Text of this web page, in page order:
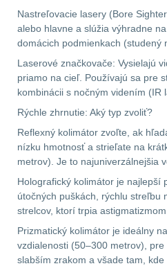
OPTIKY(145)
Kolimátory53
Zvětšovací moduly5
CQB21
Na vzduchovku15
Na kuše2
Přesné střílení22
Velký oční reliéf 1
Nastreľovacie lasery (Bore
alebo hlavne a slúžia výhradne
domácich podmienkach (studený
Laserové značkovače: Vysielajú
priamo na cieľ. Používajú sa pre
kombinácii s nočným videním (IR
Rýchle zhrnutie: Aký typ zvoliť?
Reflexný kolimátor zvoľte, ak
nízku hmotnosť a strieľate na
metrov). Je to najuniverzálnejšia
Holografický kolimátor je najlepší
útočných puškách, rýchlu streľbu
strelcov, ktorí trpia astigmatizmom.
Prizmatický kolimátor je ideálny
vzdialenosti (50–300 metrov),
slabším zrakom a všade tam,